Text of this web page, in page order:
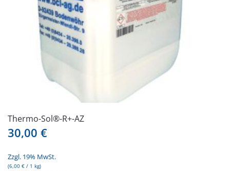
Produktseite
gewählt
werden
Thermo-Sol®-R+-AZ
30,00 €
Zzgl. 19% MwSt.
(6,00 € / 1 kg)